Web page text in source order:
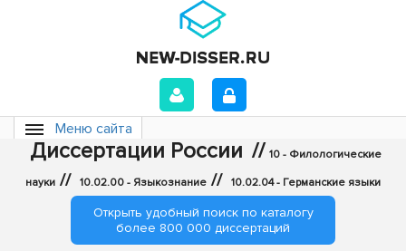
Меню сайта
Диссертации России // 10 - Филологические
науки // 10.02.00 - Языкознание // 10.02.04 - Германские языки
Открыть удобный поиск по каталогу
более 800 000 диссертаций